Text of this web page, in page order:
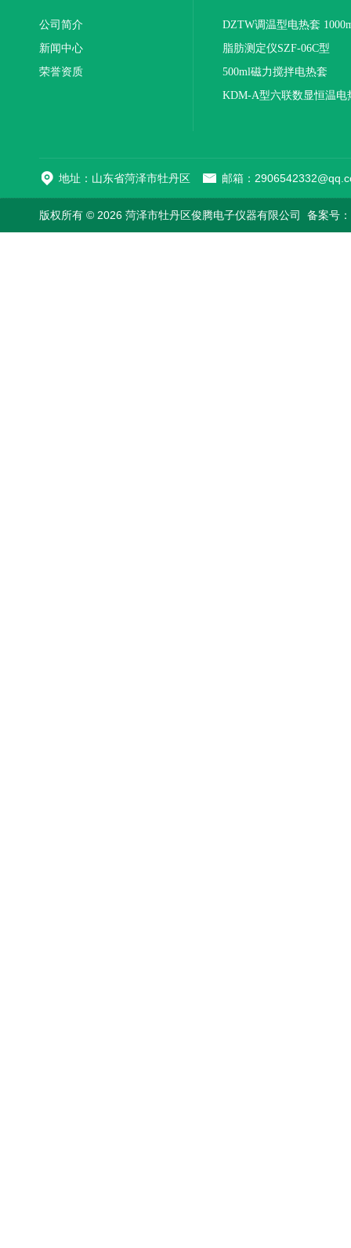
公司简介
新闻中心
荣誉资质
DZTW调温型电热套
联
脂肪测定仪SZF-06C型
500ml磁力搅拌电热套
KDM-A型六联数显恒温电
地址：山东省菏泽市牡丹区 邮箱：
版权所有 © 2026 菏泽市牡丹区俊腾电子仪器有限公司 备案号